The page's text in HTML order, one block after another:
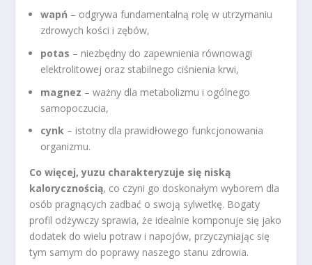
wapń – odgrywa fundamentalną rolę w utrzymaniu
zdrowych kości i zębów,
potas – niezbędny do zapewnienia równowagi
elektrolitowej oraz stabilnego ciśnienia krwi,
magnez – ważny dla metabolizmu i ogólnego
samopoczucia,
cynk – istotny dla prawidłowego funkcjonowania
organizmu.
Co więcej, yuzu charakteryzuje się niską
kalorycznością, co czyni go doskonałym wyborem dla
osób pragnących zadbać o swoją sylwetkę. Bogaty
profil odżywczy sprawia, że idealnie komponuje się jako
dodatek do wielu potraw i napojów, przyczyniając się
tym samym do poprawy naszego stanu zdrowia.